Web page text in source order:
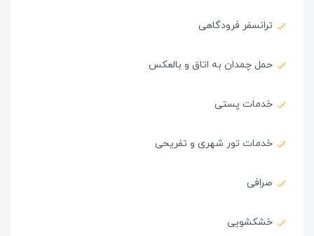
ترانسفر فرودگاهی
حمل چمدان به اتاق و بالعکس
خدمات پستی
خدمات تور شهری و تفریحی
صرافی
خشکشویی